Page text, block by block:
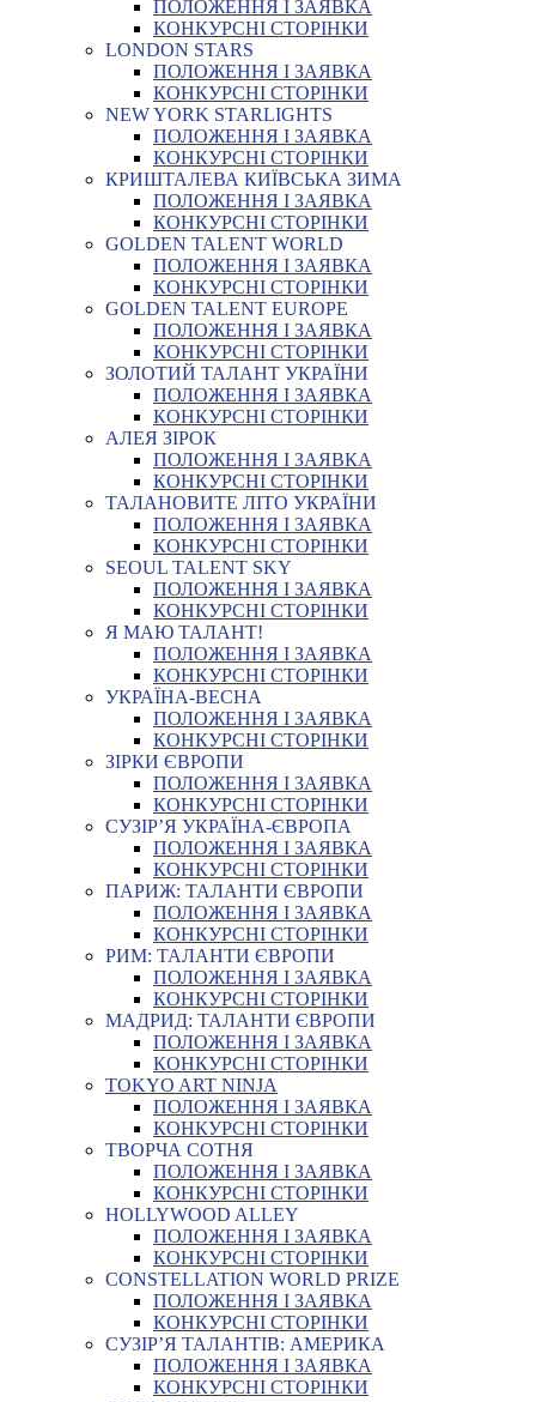
ПОЛОЖЕННЯ І ЗАЯВКА
КОНКУРСНІ СТОРІНКИ
LONDON STARS
ПОЛОЖЕННЯ І ЗАЯВКА
КОНКУРСНІ СТОРІНКИ
NEW YORK STARLIGHTS
ПОЛОЖЕННЯ І ЗАЯВКА
КОНКУРСНІ СТОРІНКИ
КРИШТАЛЕВА КИЇВСЬКА ЗИМА
ПОЛОЖЕННЯ І ЗАЯВКА
КОНКУРСНІ СТОРІНКИ
GOLDEN TALENT WORLD
ПОЛОЖЕННЯ І ЗАЯВКА
КОНКУРСНІ СТОРІНКИ
GOLDEN TALENT EUROPE
ПОЛОЖЕННЯ І ЗАЯВКА
КОНКУРСНІ СТОРІНКИ
ЗОЛОТИЙ ТАЛАНТ УКРАЇНИ
ПОЛОЖЕННЯ І ЗАЯВКА
КОНКУРСНІ СТОРІНКИ
АЛЕЯ ЗІРОК
ПОЛОЖЕННЯ І ЗАЯВКА
КОНКУРСНІ СТОРІНКИ
ТАЛАНОВИТЕ ЛІТО УКРАЇНИ
ПОЛОЖЕННЯ І ЗАЯВКА
КОНКУРСНІ СТОРІНКИ
SEOUL TALENT SKY
ПОЛОЖЕННЯ І ЗАЯВКА
КОНКУРСНІ СТОРІНКИ
Я МАЮ ТАЛАНТ!
ПОЛОЖЕННЯ І ЗАЯВКА
КОНКУРСНІ СТОРІНКИ
УКРАЇНА-ВЕСНА
ПОЛОЖЕННЯ І ЗАЯВКА
КОНКУРСНІ СТОРІНКИ
ЗІРКИ ЄВРОПИ
ПОЛОЖЕННЯ І ЗАЯВКА
КОНКУРСНІ СТОРІНКИ
СУЗІР’Я УКРАЇНА-ЄВРОПА
ПОЛОЖЕННЯ І ЗАЯВКА
КОНКУРСНІ СТОРІНКИ
ПАРИЖ: ТАЛАНТИ ЄВРОПИ
ПОЛОЖЕННЯ І ЗАЯВКА
КОНКУРСНІ СТОРІНКИ
РИМ: ТАЛАНТИ ЄВРОПИ
ПОЛОЖЕННЯ І ЗАЯВКА
КОНКУРСНІ СТОРІНКИ
МАДРИД: ТАЛАНТИ ЄВРОПИ
ПОЛОЖЕННЯ І ЗАЯВКА
КОНКУРСНІ СТОРІНКИ
TOKYO ART NINJA
ПОЛОЖЕННЯ І ЗАЯВКА
КОНКУРСНІ СТОРІНКИ
ТВОРЧА СОТНЯ
ПОЛОЖЕННЯ І ЗАЯВКА
КОНКУРСНІ СТОРІНКИ
HOLLYWOOD ALLEY
ПОЛОЖЕННЯ І ЗАЯВКА
КОНКУРСНІ СТОРІНКИ
CONSTELLATION WORLD PRIZE
ПОЛОЖЕННЯ І ЗАЯВКА
КОНКУРСНІ СТОРІНКИ
СУЗІР’Я ТАЛАНТІВ: АМЕРИКА
ПОЛОЖЕННЯ І ЗАЯВКА
КОНКУРСНІ СТОРІНКИ